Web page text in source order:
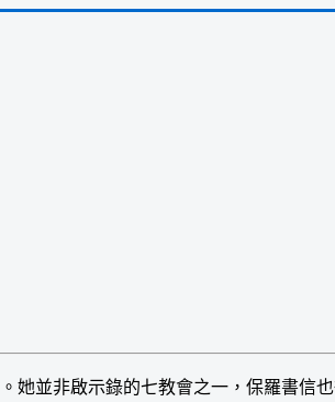
並非啟示錄的七教會之一，保羅書信